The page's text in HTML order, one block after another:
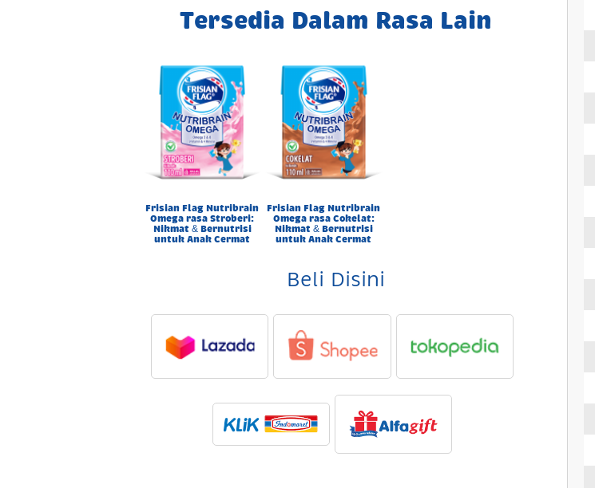
Tersedia Dalam Rasa Lain
Frisian Flag Nutribrain
Omega rasa Stroberi:
Nikmat & Bernutrisi
untuk Anak Cermat
Frisian Flag Nutribrain
Omega rasa Cokelat:
Nikmat & Bernutrisi
untuk Anak Cermat
Beli Disini